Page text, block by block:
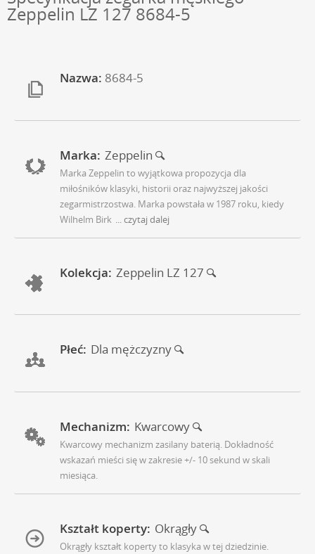
Zeppelin LZ 127 8684-5
Nazwa: 8684-5
Marka: Zeppelin
Marka Zeppelin to wyjątkowa propozycja dla
miłośników klasyki, historii oraz najwyższej jakości
zegarmistrzostwa. Marka powstała w 1987 roku, kiedy
Wilhelm Birk ... czytaj dalej
Kolekcja: Zeppelin LZ 127
Płeć: Dla mężczyzny
Mechanizm: Kwarcowy
Kwarcowy mechanizm zasilany baterią. Dokładność
wskazań mieści się w zakresie +/- 10 sekund w skali
miesiąca.
Kształt koperty: Okrągły
Okrągły kształt koperty to klasyka w tej dziedzinie.